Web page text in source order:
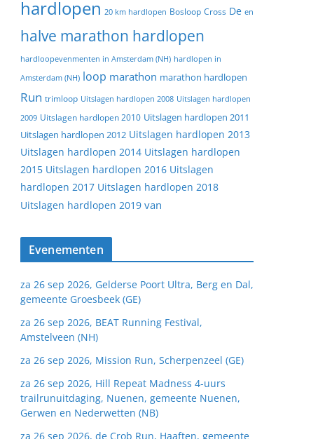
hardlopen 20 km hardlopen Bosloop Cross De en
halve marathon hardlopen
hardloopevenmenten in Amsterdam (NH) hardlopen in
Amsterdam (NH) loop marathon marathon hardlopen
Run trimloop Uitslagen hardlopen 2008 Uitslagen hardlopen
2009 Uitslagen hardlopen 2010 Uitslagen hardlopen 2011
Uitslagen hardlopen 2012 Uitslagen hardlopen 2013
Uitslagen hardlopen 2014 Uitslagen hardlopen
2015 Uitslagen hardlopen 2016 Uitslagen
hardlopen 2017 Uitslagen hardlopen 2018
Uitslagen hardlopen 2019 van
Evenementen
za 26 sep 2026, Gelderse Poort Ultra, Berg en Dal,
gemeente Groesbeek (GE)
za 26 sep 2026, BEAT Running Festival,
Amstelveen (NH)
za 26 sep 2026, Mission Run, Scherpenzeel (GE)
za 26 sep 2026, Hill Repeat Madness 4-uurs
trailrunuitdaging, Nuenen, gemeente Nuenen,
Gerwen en Nederwetten (NB)
za 26 sep 2026, de Crob Run, Haaften, gemeente